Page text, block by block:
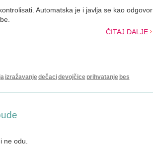
Automatska je i javlja se kao odgovor
ČITAJ DALJE
izražavanjedečacidevojčice prihvatanje bes
ne odu.